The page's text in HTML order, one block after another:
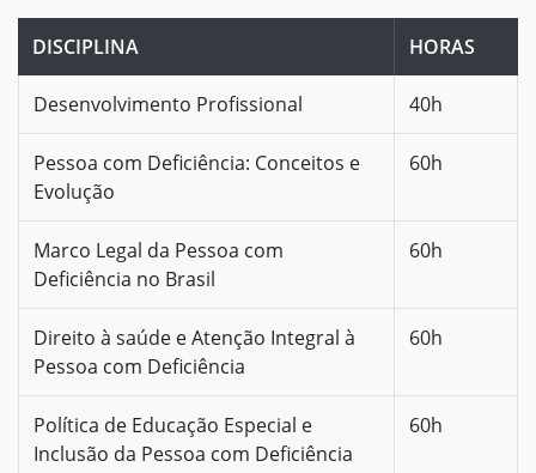
DISCIPLINA HORAS
Desenvolvimento Profissional 40h
Pessoa com Deficiência: Conceitos e
Evolução
60h
Marco Legal da Pessoa com
Deficiência no Brasil
60h
Direito à saúde e Atenção Integral à
Pessoa com Deficiência
60h
Política de Educação Especial e
Inclusão da Pessoa com Deficiência
60h